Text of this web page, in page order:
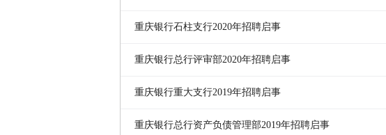
重庆银行石柱支行2020年招聘启事
重庆银行总行评审部2020年招聘启事
重庆银行重大支行2019年招聘启事
重庆银行总行资产负债管理部2019年招聘启事